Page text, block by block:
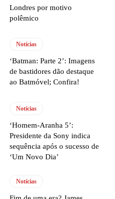
Londres por motivo
polêmico
Notícias
‘Batman: Parte 2’: Imagens
de bastidores dão destaque
ao Batmóvel; Confira!
Notícias
‘Homem-Aranha 5’:
Presidente da Sony indica
sequência após o sucesso de
‘Um Novo Dia’
Notícias